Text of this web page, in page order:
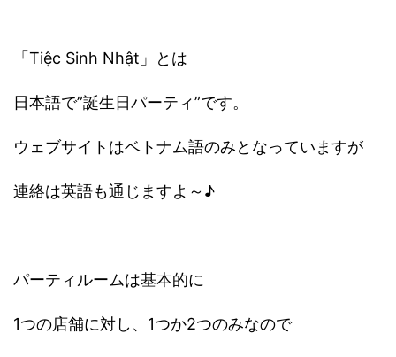
「Tiệc Sinh Nhật」とは
日本語で”誕生日パーティ”です。
ウェブサイトはベトナム語のみとなっていますが
連絡は英語も通じますよ～♪
パーティルームは基本的に
1つの店舗に対し、1つか2つのみなので